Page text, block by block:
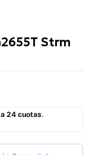
Strm